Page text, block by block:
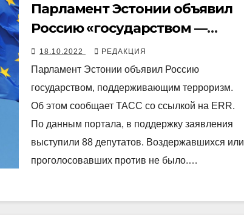
Парламент Эстонии объявил
Россию «государством —
спонсором терроризма»
18.10.2022 РЕДАКЦИЯ
Парламент Эстонии объявил Россию
государством, поддерживающим терроризм.
Об этом сообщает ТАСС со ссылкой на ERR.
По данным портала, в поддержку заявления
выступили 88 депутатов. Воздержавшихся или
проголосовавших против не было.…